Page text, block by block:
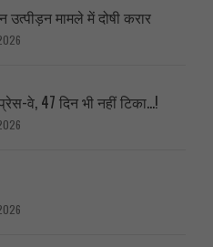
मामले में दोषी करार
वे, 47 दिन भी नहीं टिका…!